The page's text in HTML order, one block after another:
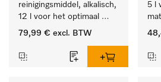
reinigingsmiddel, alkalisch,
12 l voor het optimaal
behandelen van
79,99 € excl. BTW
5 l